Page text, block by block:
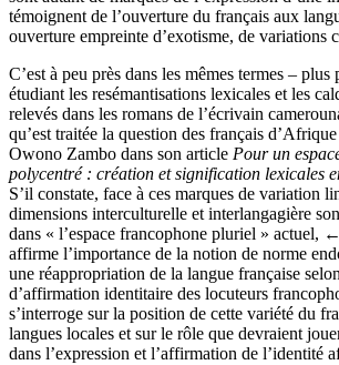
témoignent de l’ouverture du français aux
ouverture empreinte d’exotisme, de variations
C’est à peu près dans les mêmes termes – plus
étudiant les resémantisations lexicales et les
relevés dans les romans de l’écrivain
qu’est traitée la question des français
Owono Zambo dans son article Pour un
polycentré : création et signification lexicales
S’il constate, face à ces marques de variation
dimensions interculturelle et interlangagière
dans « l’espace francophone pluriel » actuel,
affirme l’importance de la notion de norme
une réappropriation de la langue française
d’affirmation identitaire des locuteurs
s’interroge sur la position de cette variété du
langues locales et sur le rôle que devraient
dans l’expression et l’affirmation de l’identité